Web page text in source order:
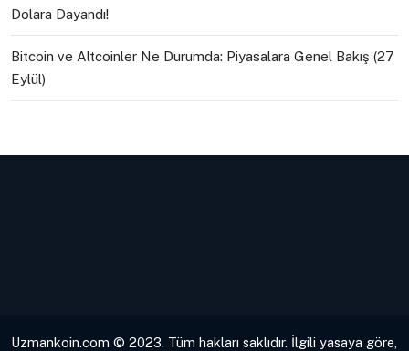
Dolara Dayandı!
Bitcoin ve Altcoinler Ne Durumda: Piyasalara Genel Bakış (27
Eylül)
Uzmankoin.com © 2023. Tüm hakları saklıdır. İlgili yasaya göre,